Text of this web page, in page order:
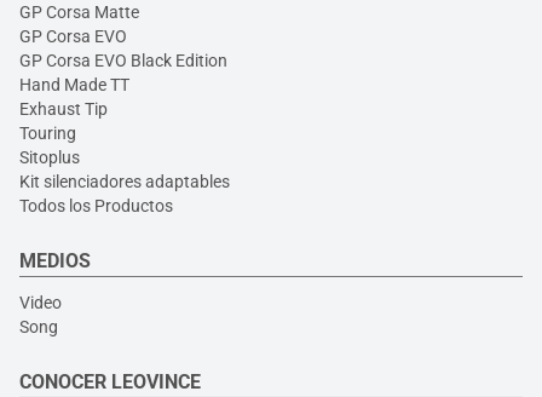
GP Corsa Matte
GP Corsa EVO
GP Corsa EVO Black Edition
Hand Made TT
Exhaust Tip
Touring
Sitoplus
Kit silenciadores adaptables
Todos los Productos
MEDIOS
Video
Song
CONOCER LEOVINCE